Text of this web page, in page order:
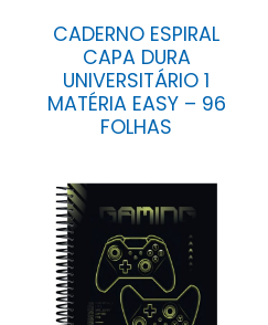
CADERNO ESPIRAL
CAPA DURA
UNIVERSITÁRIO 1
MATÉRIA EASY – 96
FOLHAS